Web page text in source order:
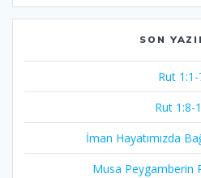
SON
Rut
Rut 1:8-
İman Hayatımızda
Musa Peygamberin